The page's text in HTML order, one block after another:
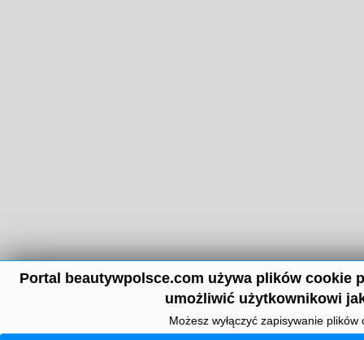
Portal beautywpolsce.com używa plików cookie
umożliwić użytkownikowi
Możesz wyłączyć zapisywanie